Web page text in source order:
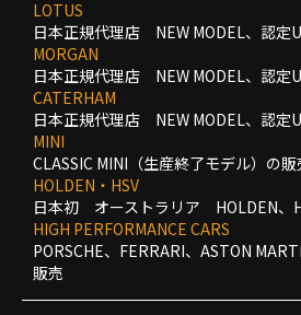
LOTUS
日本正規代理店 NEW MODEL、認定
MORGAN
日本正規代理店 NEW MODEL、認定
CATERHAM
日本正規代理店 NEW MODEL、認定
MINI
CLASSIC MINI（生産終了モデル）の
HOLDEN・HSV
日本初 オーストラリア HOLDEN、
HIGH PERFORMANCE CARS
PORSCHE、FERRARI、ASTON
販売